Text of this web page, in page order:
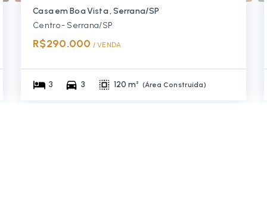
Casa em Boa Vista , Serrana/SP
Centro - Serrana/SP
R$290.000 / VENDA
3 3 120 m² (Área Construída)